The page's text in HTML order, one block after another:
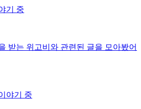
기 중
받는 위고비와 관련된 글을 모아봤어
야기 중